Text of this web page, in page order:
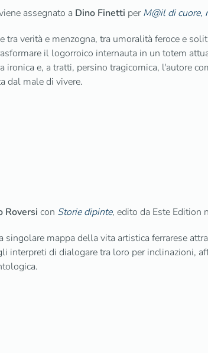
assegnato a Dino Finetti perM@il di cuore,
tra verità e menzogna, tra umoralità feroce e
il logorroico internauta in un totem
ironica e, a tratti, persino tragicomica, l'autore
dal male di vivere.
Roversi con Storie dipinte, edito da Este Edition
mappa della vita artistica ferrarese
interpreti di dialogare tra loro per inclinazioni,